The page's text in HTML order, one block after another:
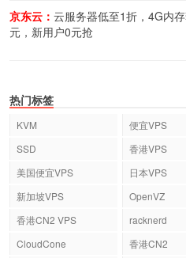
京东云： 云服务器低至1折，4G内
元，新用户0元抢
热门标签
KVM 便宜VPS
SSD
香港VPS
美国便宜VPS
日本VPS
新加坡VPS
OpenVZ
香港CN2 VPS
racknerd
CloudCone
香港CN2